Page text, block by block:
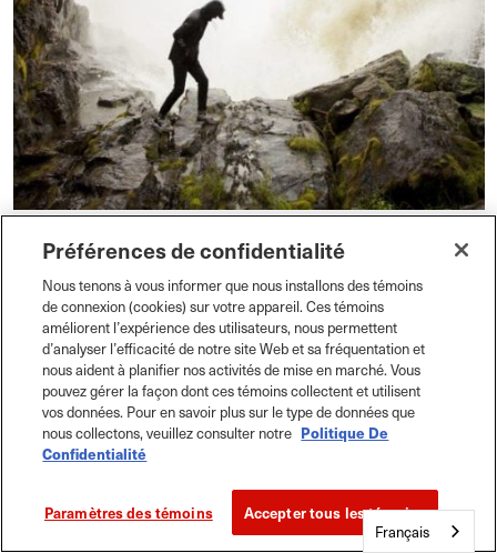
Lieux à visiter
Les incontournables du Manitoba
Ces destinations incontournables vous offrent le
meilleur de notre province. Découvrez quelques-uns
des endroits les plus populaires du Manitoba!
Explorez sans tarder!
Calm Air Français
Préférences de confidentialité
Nous tenons à vous informer que nous installons des témoins
de connexion (cookies) sur votre appareil. Ces témoins
améliorent l’expérience des utilisateurs, nous permettent
d’analyser l’efficacité de notre site Web et sa fréquentation et
nous aident à planifier nos activités de mise en marché. Vous
pouvez gérer la façon dont ces témoins collectent et utilisent
vos données. Pour en savoir plus sur le type de données que
nous collectons, veuillez consulter notre Politique De
Confidentialité
Paramètres des témoins Accepter tous les témoins